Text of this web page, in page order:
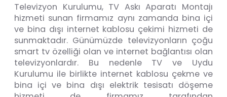
Televizyon Kurulumu, TV Askı Aparatı Montajı
hizmeti sunan firmamız aynı zamanda bina içi
ve bina dışı internet kablosu çekimi hizmeti de
sunmaktadır. Günümüzde televizyonların çoğu
smart tv özelliği olan ve internet bağlantısı olan
televizyonlardır. Bu nedenle TV ve Uydu
Kurulumu ile birlikte internet kablosu çekme ve
bina içi ve bina dışı elektrik tesisatı döşeme